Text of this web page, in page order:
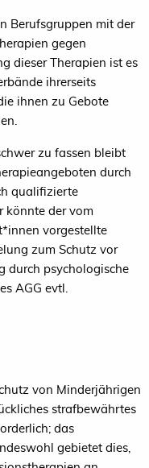
Berufsgruppen mit der
gegen
dieser Therapien ist es
ihrerseits
ihnen zu Gebote
zu fassen bleibt
durch
qualifizierte
könnte der vom
vorgestellte
zum Schutz vor
durch psychologische
AGG evtl.
von Minderjährigen
strafbewährtes
das
gebietet dies,